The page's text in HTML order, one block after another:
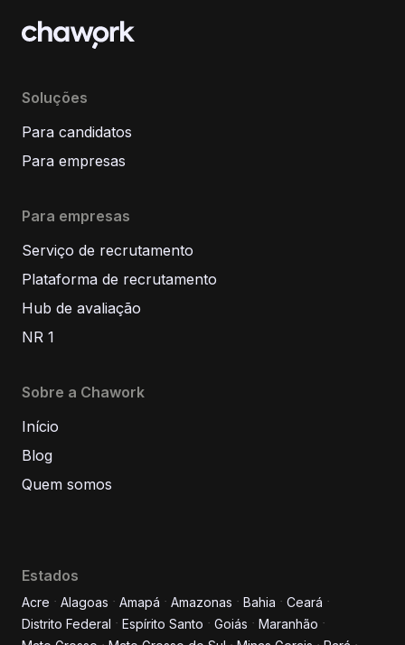
Informe seus dados para
Soluções
Para candidatos
Para empresas
Para empresas
Serviço de recrutamento
Plataforma de recrutamento
Hub de avaliação
NR 1
Sobre a Chawork
Início
Blog
Quem somos
Estados
Acre Alagoas Amapá Amazonas Bahia
Ceará
Distrito Federal
Espírito Santo Goiás
Maranhão